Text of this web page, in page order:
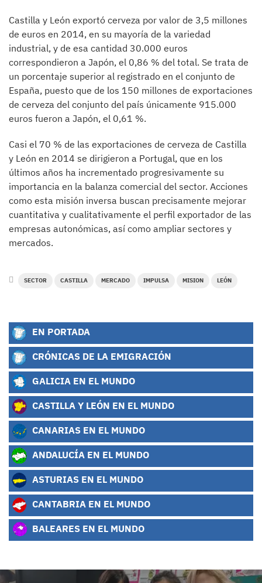
Castilla y León exportó cerveza por valor de 3,5 millones
de euros en 2014, en su mayoría de la variedad
industrial, y de esa cantidad 30.000 euros
correspondieron a Japón, el 0,86 % del total. Se trata de
un porcentaje superior al registrado en el conjunto de
España, puesto que de los 150 millones de exportaciones
de cerveza del conjunto del país únicamente 915.000
euros fueron a Japón, el 0,61 %.
Casi el 70 % de las exportaciones de cerveza de Castilla
y León en 2014 se dirigieron a Portugal, que en los
últimos años ha incrementado progresivamente su
importancia en la balanza comercial del sector. Acciones
como esta misión inversa buscan precisamente mejorar
cuantitativa y cualitativamente el perfil exportador de las
empresas autonómicas, así como ampliar sectores y
mercados.
SECTOR CASTILLA MERCADO IMPULSA MISION LEÓN
EN PORTADA
CRÓNICAS DE LA EMIGRACIÓN
GALICIA EN EL MUNDO
CASTILLA Y LEÓN EN EL MUNDO
CANARIAS EN EL MUNDO
ANDALUCÍA EN EL MUNDO
ASTURIAS EN EL MUNDO
CANTABRIA EN EL MUNDO
BALEARES EN EL MUNDO